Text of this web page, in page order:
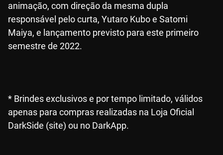
animação, com direção da mesma dupla
responsável pelo curta, Yutaro Kubo e Satomi
Maiya, e lançamento previsto para este primeiro
semestre de 2022.
* Brindes exclusivos e por tempo limitado, válidos
apenas para compras realizadas na Loja Oficial
DarkSide (site) ou no DarkApp.